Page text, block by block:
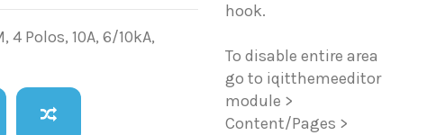
Polos, 10A, 6/10kA,
hook.
To disable entire area
go to iqitthemeeditor
module >
Content/Pages >